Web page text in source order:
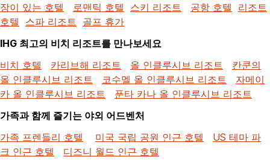
장이 있는 호텔
로맨틱 호텔 스키 리조트 공항 호텔
리조트
호텔
스파 리조트
골프 휴가
IHG 최고의 비치 리조트를 만나보세요
비치 호텔
카리브해 리조트 올 인클루시브 리조트
칸쿤의
올 인클루시브 리조트
코수멜 올 인클루시브 리조트
자메이
카 올 인클루시브 리조트
푼타 카나 올 인클루시브 리조트
가족과 함께 즐기는 야외 어드벤처
가족 프렌들리 호텔
미국 국립 공원 인근 호텔
US 테마 파
크 인근 호텔
디즈니 월드 인근 호텔